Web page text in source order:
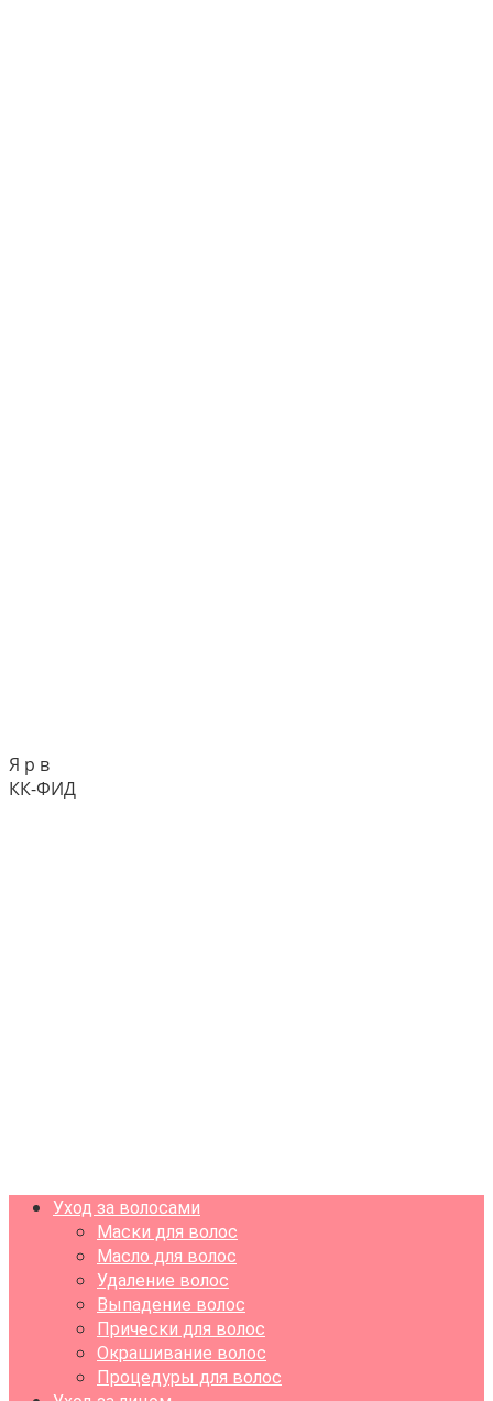
Я р в
КК-ФИД
Уход за волосами
Маски для волос
Масло для волос
Удаление волос
Выпадение волос
Прически для волос
Окрашивание волос
Процедуры для волос